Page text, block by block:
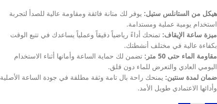
هيكل من الستانلس ستيل: يوفر لك متانة فائقة ومقاومة عالية للصدأ لتجربة
استخدام يومية عملية ومستدامة.
ميزة ساعة الإيقاف: تمنحك أداءً رياضياً دقيقاً وعملياً يساعدك في تتبع الوقت
بكفاءة عالية في مختلف أنشطتك.
مقاومة الماء حتى 50 متر:
تضمن لك حماية الساعة وأمانها أثناء الاستخدام
اليومي العادي والتعرض للماء دون قلق.
ضمان لمدة سنتين: يمنحك راحة بال تامة وثقة مطلقة في جودة الساعة الأصلية
وأدائها الاعتمادي طويل الأمد.